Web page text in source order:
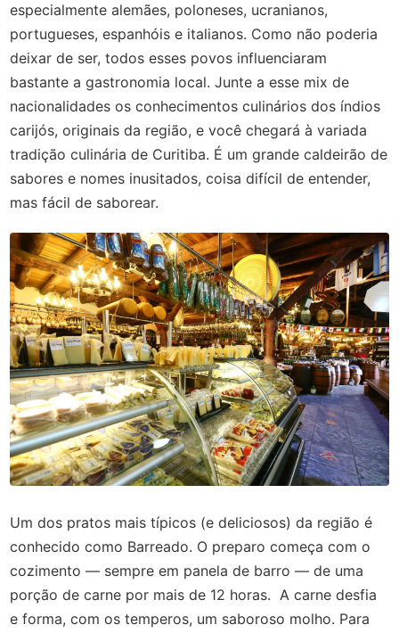
especialmente alemães, poloneses, ucranianos,
portugueses, espanhóis e italianos. Como não poderia
deixar de ser, todos esses povos influenciaram
bastante a gastronomia local. Junte a esse mix de
nacionalidades os conhecimentos culinários dos índios
carijós, originais da região, e você chegará à variada
tradição culinária de Curitiba. É um grande caldeirão de
sabores e nomes inusitados, coisa difícil de entender,
mas fácil de saborear.
Um dos pratos mais típicos (e deliciosos) da região é
conhecido como Barreado. O preparo começa com o
cozimento — sempre em panela de barro — de uma
porção de carne por mais de 12 horas. A carne desfia
e forma, com os temperos, um saboroso molho. Para